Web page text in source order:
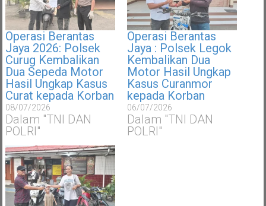
Operasi Berantas
Jaya 2026: Polsek
Curug Kembalikan
Dua Sepeda Motor
Hasil Ungkap Kasus
Curat kepada Korban
08/07/2026
Dalam "TNI DAN
POLRI"
Operasi Berantas
Jaya : Polsek Legok
Kembalikan Dua
Motor Hasil Ungkap
Kasus Curanmor
kepada Korban
06/07/2026
Dalam "TNI DAN
POLRI"